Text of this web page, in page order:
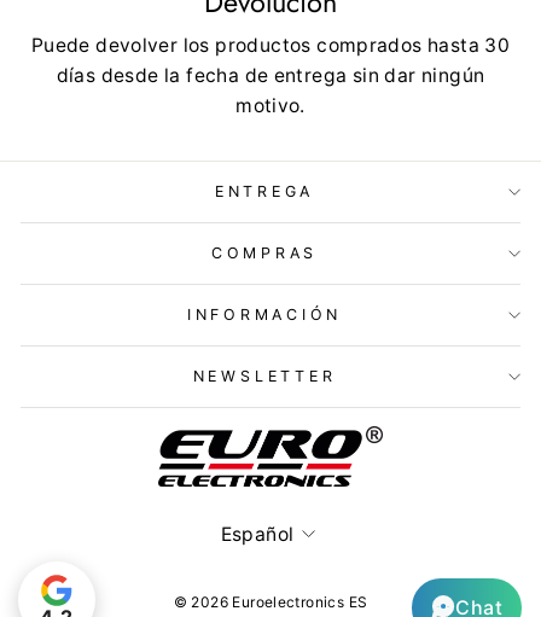
Puede devolver los productos comprados hasta 30
días desde la fecha de entrega sin dar ningún
motivo.
ENTREGA
COMPRAS
INFORMACIÓN
NEWSLETTER
Idioma
Español
© 2026 Euroelectronics ES Chat